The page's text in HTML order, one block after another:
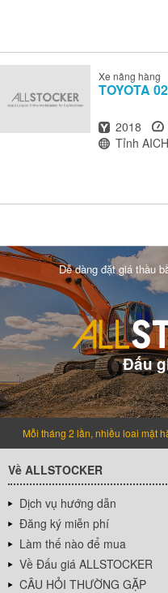
Xe nâng hàng
TOYOTA
Năm
2018
Địa điểm
Tỉnh
Dễ dàng đặt giá thầu
Đấu
Mỗi tháng 2 lần, nhiều loai mặt
Về ALLSTOCKER
Dịch vụ hướng dẫn
Đăng ký miễn phí
Làm thế nào để mua
Về Đấu giá ALLSTOCKER
CÂU HỎI THƯỜNG GẶP